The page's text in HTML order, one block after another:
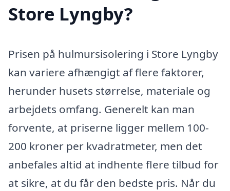
Store Lyngby?
Prisen på hulmursisolering i Store Lyngby
kan variere afhængigt af flere faktorer,
herunder husets størrelse, materiale og
arbejdets omfang. Generelt kan man
forvente, at priserne ligger mellem 100-
200 kroner per kvadratmeter, men det
anbefales altid at indhente flere tilbud for
at sikre, at du får den bedste pris. Når du